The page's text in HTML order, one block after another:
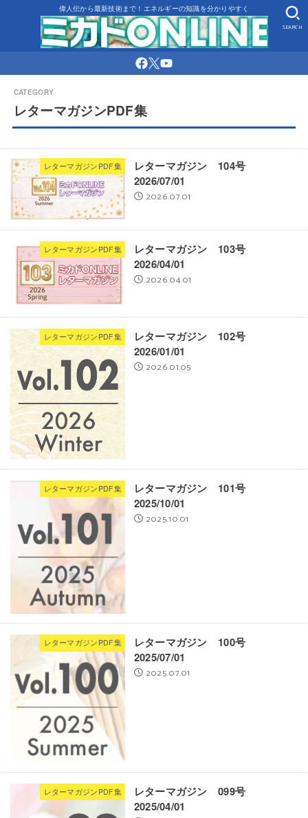
偉人伝から最新技術まで！エネルギーの知識を分かりやすく
SEARCH
レターマガジンPDF集
レターマガジンPDF集
レターマガジン 104号
2026/07/01
2026.07.01
レターマガジンPDF集
レターマガジン 103号
2026/04/01
2026.04.01
レターマガジンPDF集
レターマガジン 102号
2026/01/01
2026.01.05
レターマガジンPDF集
レターマガジン 101号
2025/10/01
2025.10.01
レターマガジンPDF集
レターマガジン 100号
2025/07/01
2025.07.01
レターマガジンPDF集
レターマガジン 099号
2025/04/01